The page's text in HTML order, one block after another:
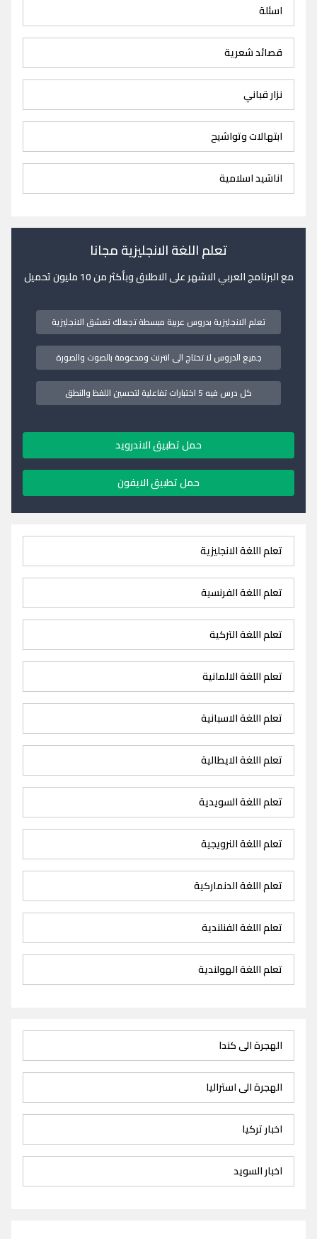
اسئلة
قصائد شعرية
نزار قباني
ابتهالات وتواشيح
اناشيد اسلامية
تعلم اللغة الانجليزية مجانا
مع البرنامج العربي الاشهر على الاطلاق وبأكثر من 10 مليون تحميل
تعلم الانجليزية بدروس عربية مبسطة تجعلك تعشق الانجليزية
جميع الدروس لا تحتاج الى انترنت ومدعومة بالصوت والصورة
كل درس فيه 5 اختبارات تفاعلية لتحسين اللفظ والنطق
حمل تطبيق الاندرويد
حمل تطبيق الايفون
تعلم اللغة الانجليزية
تعلم اللغة الفرنسية
تعلم اللغة التركية
تعلم اللغة الالمانية
تعلم اللغة الاسبانية
تعلم اللغة الايطالية
تعلم اللغة السويدية
تعلم اللغة النرويجية
تعلم اللغة الدنماركية
تعلم اللغة الفنلندية
تعلم اللغة الهولندية
الهجرة الى كندا
الهجرة الى استراليا
اخبار تركيا
اخبار السويد